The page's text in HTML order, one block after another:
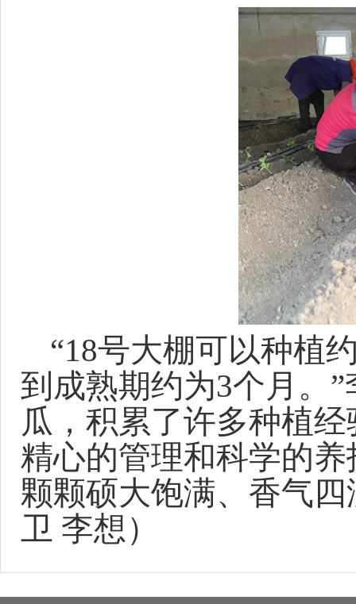
“18号大棚可以种植
到 成熟期约为3个月 。
瓜，积累了许多种植经
精心的管理和科学的养
颗颗硕大饱满、香气
卫 李想 ）